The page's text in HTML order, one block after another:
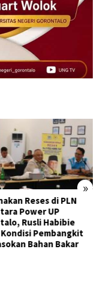
»
Reses di PLN
Power UP
Rusli Habibie
Pembangkit
Bahan Bakar